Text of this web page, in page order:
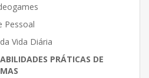
Pessoal
Vida Diária
PRÁTICAS DE